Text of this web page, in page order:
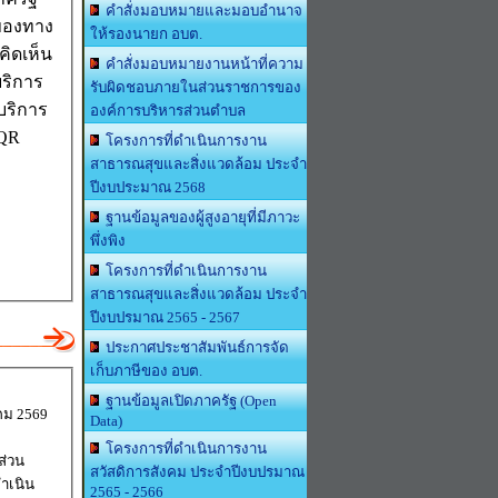
งทาง
ดเห็น
การ
ริการ
2569
วน
เนิน
คำสั่งมอบหมายและมอบอำนาจ
ให้รองนายก อบต.
คำสั่งมอบหมายงานหน้าที่ความ
รับผิดชอบภายในส่วนราชการของ
องค์การบริหารส่วนตำบล
โครงการที่ดำเนินการงาน
สาธารณสุขและสิ่งแวดล้อม ประจำ
ปีงบประมาณ 2568
ฐานข้อมูลของผู้สูงอายุที่มีภาวะ
พึ่งพิง
โครงการที่ดำเนินการงาน
สาธารณสุขและสิ่งแวดล้อม ประจำ
ปีงบปรมาณ 2565 - 2567
ประกาศประชาสัมพันธ์การจัด
เก็บภาษีของ อบต.
ฐานข้อมูลเปิดภาครัฐ (Open
Data)
โครงการที่ดำเนินการงาน
สวัสดิการสังคม ประจำปีงบปรมาณ
2565 - 2566